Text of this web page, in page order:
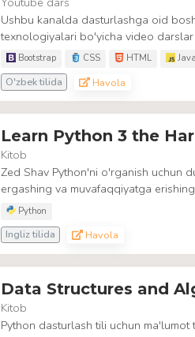
Ushbu kanalda dasturlashga oid
texnologiyalari bo'yicha video darslar
Bootstrap CSS HTML
O'zbek tilida Havola
Learn Python 3 the
Kitob
Zed Shav Python'ni o'rganish uchun
ergashing va muvafaqqiyatga erishing
Python
Ingliz tilida Havola
Data Structures and
Kitob
Python dasturlash tili uchun